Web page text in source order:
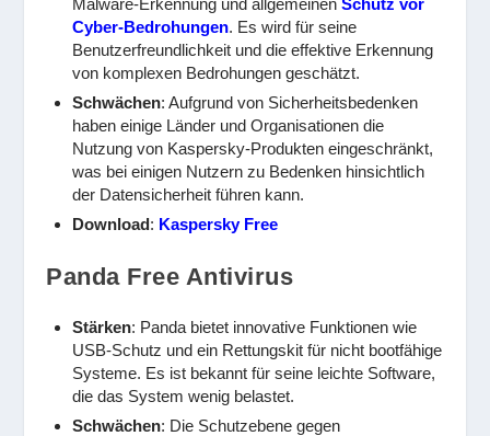
Cyber-Bedrohungen. Es wird für seine
Benutzerfreundlichkeit und die effektive Erkennung
von komplexen Bedrohungen geschätzt.
Schwächen: Aufgrund von Sicherheitsbedenken
haben einige Länder und Organisationen die
Nutzung von Kaspersky-Produkten eingeschränkt,
was bei einigen Nutzern zu Bedenken hinsichtlich
der Datensicherheit führen kann.
Download: Kaspersky Free
Panda Free Antivirus
Stärken: Panda bietet innovative Funktionen wie
USB-Schutz und ein Rettungskit für nicht bootfähige
Systeme. Es ist bekannt für seine leichte Software,
die das System wenig belastet.
Schwächen: Die Schutzebene gegen